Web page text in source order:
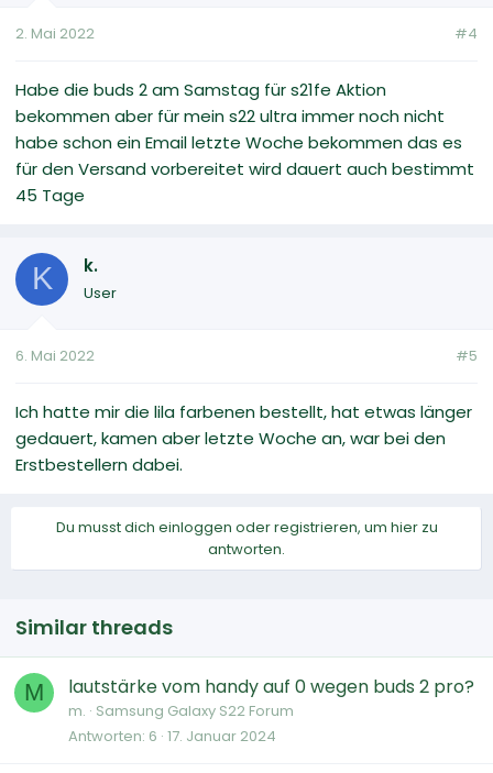
2. Mai 2022 #4
Habe die buds 2 am Samstag für s21fe Aktion
bekommen aber für mein s22 ultra immer noch nicht
habe schon ein Email letzte Woche bekommen das es
für den Versand vorbereitet wird dauert auch bestimmt
45 Tage
K k.
User
6. Mai 2022 #5
Ich hatte mir die lila farbenen bestellt, hat etwas länger
gedauert, kamen aber letzte Woche an, war bei den
Erstbestellern dabei.
Du musst dich einloggen oder registrieren, um hier zu
antworten.
Similar threads
M lautstärke vom handy auf 0 wegen buds 2 pro?
m. Samsung Galaxy S22 Forum
Antworten 6 17. Januar 2024